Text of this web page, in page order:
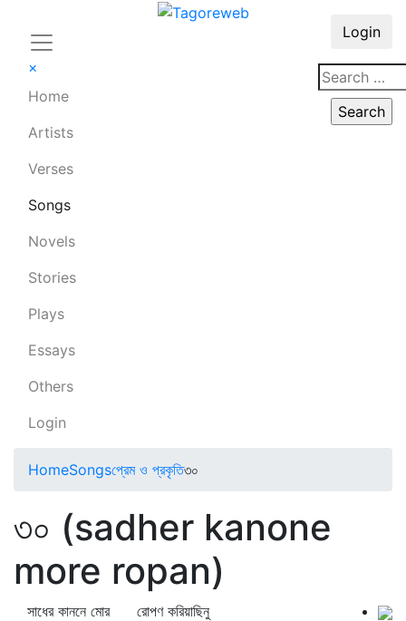
×
Home
Artists
Verses
Songs
Novels
Stories
Plays
Essays
Others
Login
Login
HomeSongsপ্রেম ও প্রকৃতি৩০
৩০ (sadher kanone
more ropan)
সাধের কাননে মোর রোপণ করিয়াছিনু